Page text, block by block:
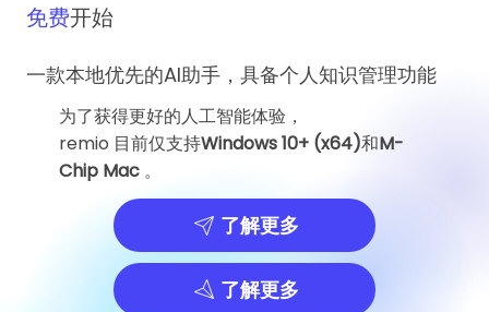
免费开始
一款本地优先的AI助手，具备个人知识管理功能
为了获得更好的人工智能体验，
remio 目前仅支持Windows 10+ (x64)和M-
Chip Mac。
了解更多
了解更多